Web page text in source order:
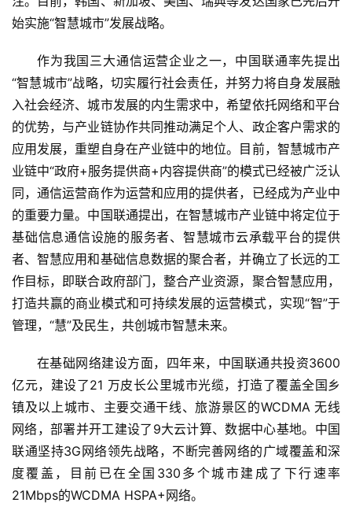
始实施“智慧城市”发展战略。
作为我国三大通信运营企业之一，中国联通率先提出
“智慧城市”战略，切实履行社会责任，并努力将自身发展融
入社会经济、城市发展的内生需求中，希望依托网络和平台
的优势，与产业链协作共同推动满足个人、政企客户需求的
应用发展，重塑自身在产业链中的地位。目前，智慧城市产
业链中“政府+服务提供商+内容提供商”的模式已经被广泛认
同，通信运营商作为运营和应用的提供者，已经成为产业中
的重要力量。中国联通提出，在智慧城市产业链中将定位于
基础信息通信设施的服务者、智慧城市云承载平台的提供
者、智慧应用和基础信息数据的聚合者，并确立了长远的工
作目标，即联合政府部门，整合产业资源，聚合智慧应用，
打造共赢的商业模式和可持续发展的运营模式，实现“智”于
管理，“慧”及民生，共创城市智慧未来。
在基础网络建设方面，四年来，中国联通共投资3600
亿元，建设了21 万皮长公里城市光缆，打造了覆盖全国乡
镇及以上城市、主要交通干线、旅游景区的WCDMA 无线
网络，部署并开工建设了9大云计算、数据中心基地。中国
联通坚持3G网络领先战略，不断完善网络的广域覆盖和深
度覆盖，目前已在全国330多个城市建成了下行速率
21Mbps的WCDMA HSPA+网络。